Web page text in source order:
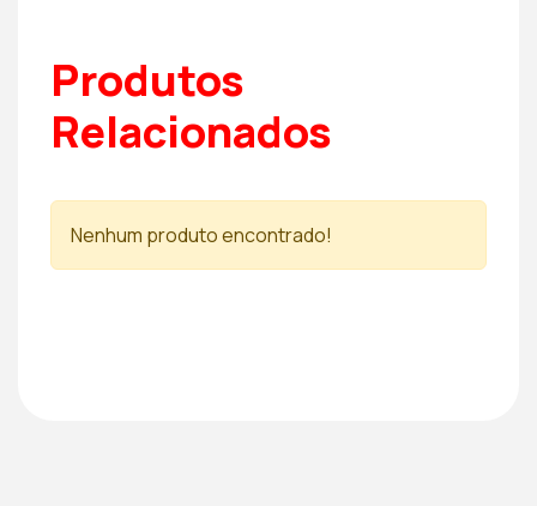
Produtos
Relacionados
Nenhum produto encontrado!